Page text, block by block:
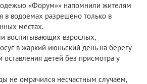
«Форум»» напомнили жителям
в водоемах разрешено только в
местах.
воспитывающих взрослых,
в жаркий июньский день на берегу
оставления детей без присмотра у
не омрачился несчастным случаем,